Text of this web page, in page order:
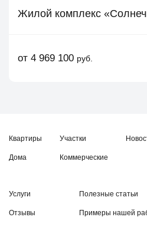
Жилой комплекс
от 4 969 100 руб.
Квартиры
Дома
Участки
Коммерческие
Услуги
Отзывы
Полезные статьи
Примеры нашей